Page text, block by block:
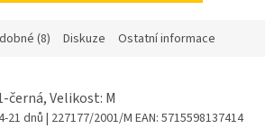
(8) Diskuze Ostatní informace
černá, Velikost: M
21 dnů| 227177/2001/M EAN: 5715598137414